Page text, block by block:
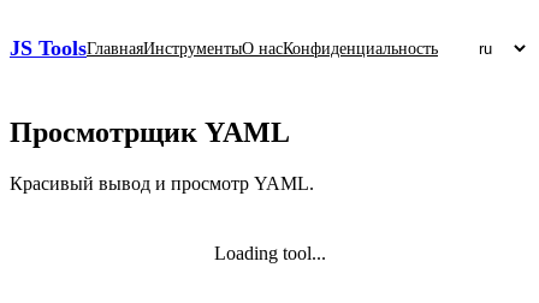
JS ToolsГлавнаяИнструментыО насКонфиденциальность
Просмотрщик YAML
Красивый вывод и просмотр YAML.
Loading tool...